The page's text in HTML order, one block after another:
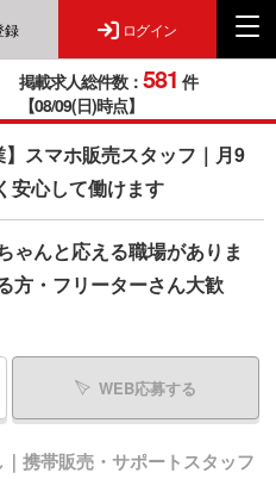
録 ログイン
掲載求人総件数： 581 件
【08/09(日)時点】
】スマホ販売スタッフ｜月9
安心して働けます
ゃんと応える職場がありま
方・フリーターさん大歓
WEB応募する
携帯販売・サポートスタッフ